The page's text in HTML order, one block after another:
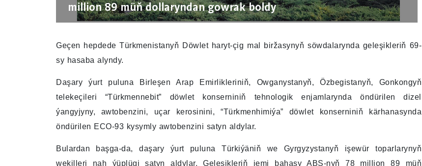
million 89 müň dollaryndan gowrak boldy
Geçen hepdede Türkmenistanyň Döwlet haryt-çig mal biržasynyň söwdalarynda geleşikleriň 69-
sy hasaba alyndy.
Daşary ýurt puluna Birleşen Arap Emirlikleriniň, Owganystanyň, Özbegistanyň, Gonkongyň
telekeçileri “Türkmennebit” döwlet konserniniň tehnologik enjamlarynda öndürilen dizel
ýangyjyny, awtobenzini, uçar kerosinini, “Türkmenhimiýa” döwlet konserniniň kärhanasynda
öndürilen ECO-93 kysymly awtobenzini satyn aldylar.
Bulardan başga-da, daşary ýurt puluna Türkiýäniň we Gyrgyzystanyň işewür toparlarynyň
wekilleri nah ýüplügi satyn aldylar. Geleşikleriň jemi bahasy ABŞ-nyň 78 million 89 müň